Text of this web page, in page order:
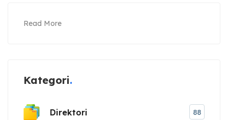
Read More
Kategori
Direktori 88